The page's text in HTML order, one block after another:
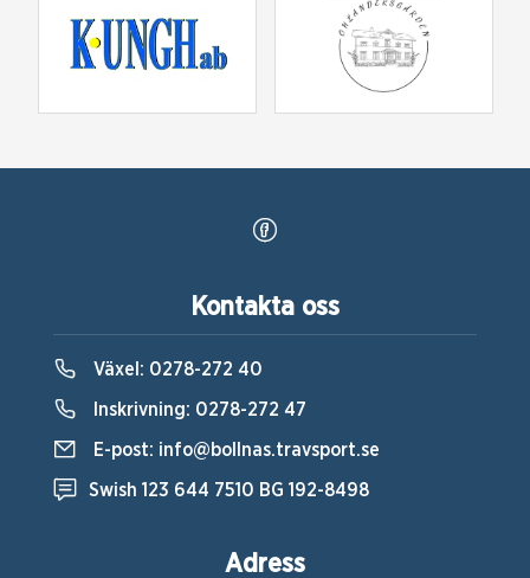
Kontakta oss
Växel: 0278-272 40
Inskrivning: 0278-272 47
E-post: info@bollnas.travsport.se
Swish 123 644 7510 BG 192-8498
Adress